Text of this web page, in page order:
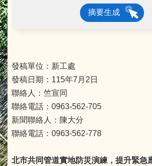
摘要生成
發稿單位：新工處
發稿日期：115年7月2日
聯絡人：竺宣同
聯絡電話：0963-562-705
新聞聯絡人：陳大分
聯絡電話：0963-562-778
北市共同管道實地防災演練，提升緊急